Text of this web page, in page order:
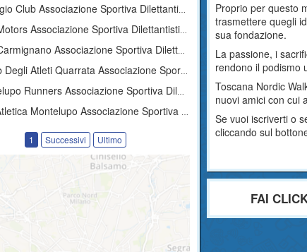
Club Associazione Sportiva Dilettantistica
Associazione Sportiva Dilettantistica
Associazione Sportiva Dilettantistica
Atleti Quarrata Associazione Sportiva Dilettantistica
Runners Associazione Sportiva Dilettantistica
Montelupo Associazione Sportiva Dilettantistica
1 Successivi Ultimo
Proprio per questo
trasmettere quegli
sua fondazione.
La passione, i
rendono il podismo
Toscana Nordic
nuovi amici con cui
Se vuoi iscriverti o
cliccando sul
FAI